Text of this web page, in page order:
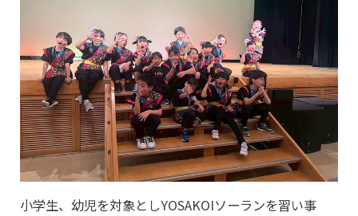
小学生、幼児を対象としYOSAKOIソーランを習い事